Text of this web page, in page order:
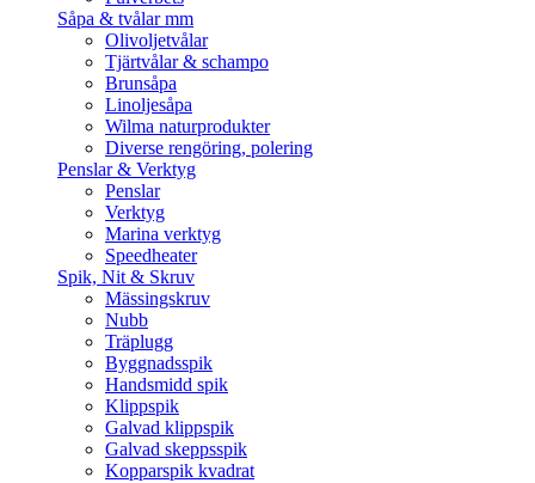
Såpa & tvålar mm
Olivoljetvålar
Tjärtvålar & schampo
Brunsåpa
Linoljesåpa
Wilma naturprodukter
Diverse rengöring, polering
Penslar & Verktyg
Penslar
Verktyg
Marina verktyg
Speedheater
Spik, Nit & Skruv
Mässingskruv
Nubb
Träplugg
Byggnadsspik
Handsmidd spik
Klippspik
Galvad klippspik
Galvad skeppsspik
Kopparspik kvadrat